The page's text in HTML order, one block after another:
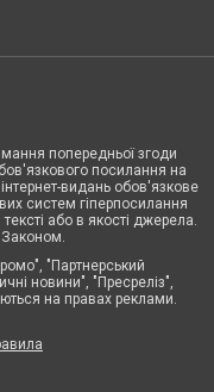
попередньої згоди
посилання на
видань обов'язкове
систем гіперпосилання
або в якості джерела.
Законом.
"Партнерський
новини", "Пресреліз",
на правах реклами.